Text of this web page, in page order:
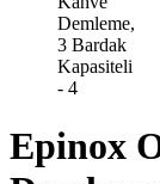
Epinox